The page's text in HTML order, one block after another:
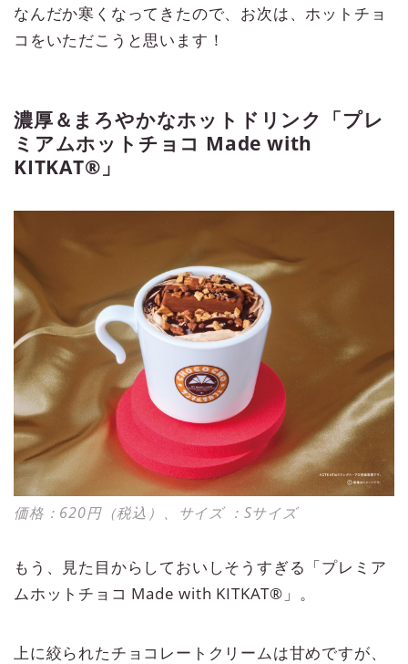
なんだか寒くなってきたので、お次は、ホットチョ
コをいただこうと思います！
濃厚＆まろやかなホットドリンク「プレ
ミアムホットチョコ Made with
KITKAT®」
価格：620円（税込）、サイズ ：Sサイズ
もう、見た目からしておいしそうすぎる「プレミア
ムホットチョコ Made with KITKAT®」。
上に絞られたチョコレートクリームは甘めですが、